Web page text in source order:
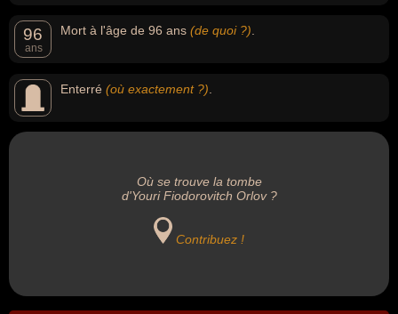
96
ans
Mort à l'âge de 96 ans (de quoi ?)
Enterré (où exactement ?)
Où se trouve la tombe
d'Youri Fiodorovitch Orlov ?
Contribuez !